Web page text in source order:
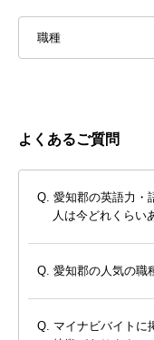
職種
よくあるご質問
愛知郡の英語力・
人は今どれくらい
愛知郡の人気の職
マイナビバイトに